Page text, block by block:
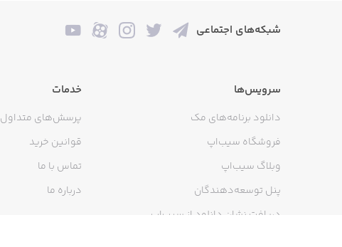
شبکه‌های اجتماعی
سرویس‌ها
دانلود برنامه‌های مک
فروشگاه سیب‌اپ
وبلاگ سیب‌اپ
پنل توسعه‌دهندگان
دریافت نشان دانلود از سیب‌اپ
خدمات
پرسش‌های متداول
قوانین خرید
تماس با ما
درباره ما